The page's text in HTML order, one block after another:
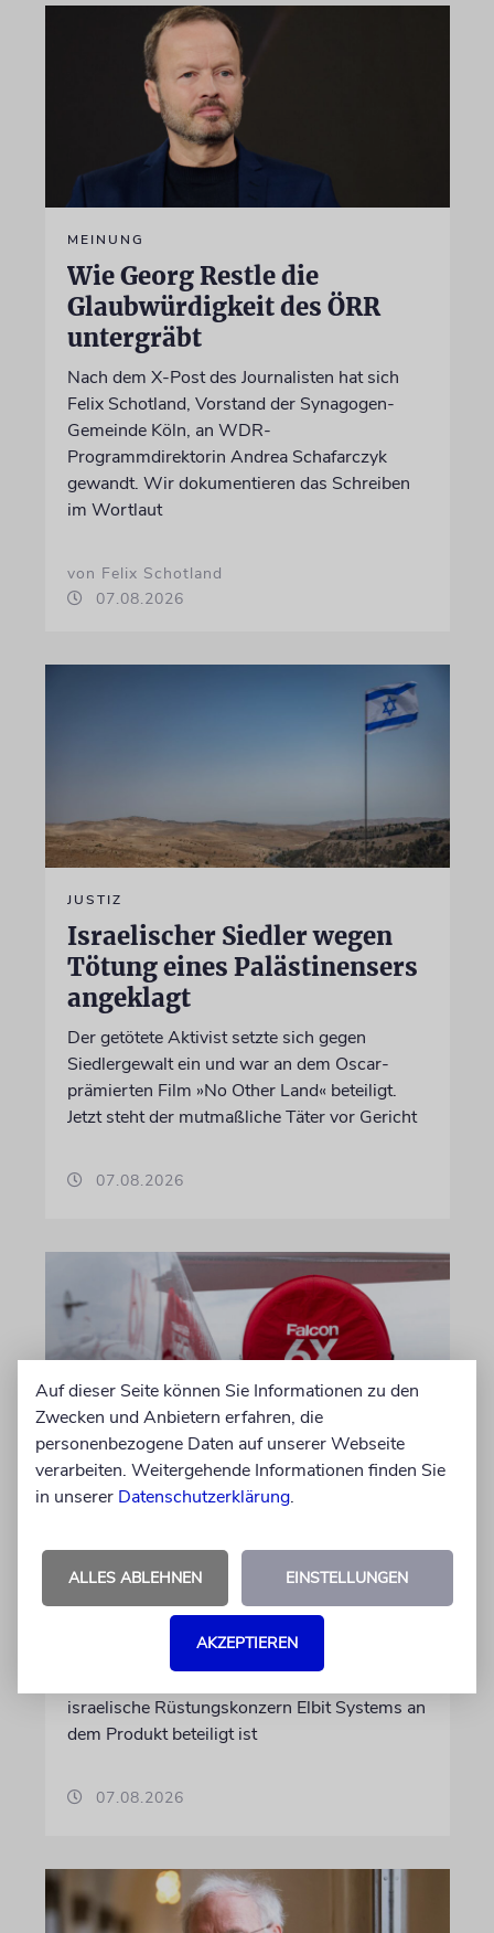
MEINUNG
Wie Georg Restle die
Glaubwürdigkeit des ÖRR
untergräbt
Nach dem X-Post des Journalisten hat sich
Felix Schotland, Vorstand der Synagogen-
Gemeinde Köln, an WDR-
Programmdirektorin Andrea Schafarczyk
gewandt. Wir dokumentieren das Schreiben
im Wortlaut
von Felix Schotland
07.08.2026
JUSTIZ
Israelischer Siedler wegen
Tötung eines Palästinensers
angeklagt
Der getötete Aktivist setzte sich gegen
Siedlergewalt ein und war an dem Oscar-
prämierten Film »No Other Land« beteiligt.
Jetzt steht der mutmaßliche Täter vor Gericht
07.08.2026
Irisches Regierungsflugzeug
kann nicht mehr im Nebel
landen
Beim Kauf der Maschine wurde bewusst auf
israelische Rüstungskonzern Elbit Systems an
dem Produkt beteiligt ist
07.08.2026
Auf dieser Seite können Sie Informationen zu den
Zwecken und Anbietern erfahren, die
personenbezogene Daten auf unserer Webseite
verarbeiten. Weitergehende Informationen finden Sie
in unserer Datenschutzerklärung.
ALLES ABLEHNEN EINSTELLUNGEN
AKZEPTIEREN